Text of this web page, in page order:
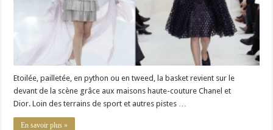
Etoilée, pailletée, en python ou en tweed, la basket revient sur le
devant de la scène grâce aux maisons haute-couture Chanel et
Dior. Loin des terrains de sport et autres pistes …
En savoir plus »